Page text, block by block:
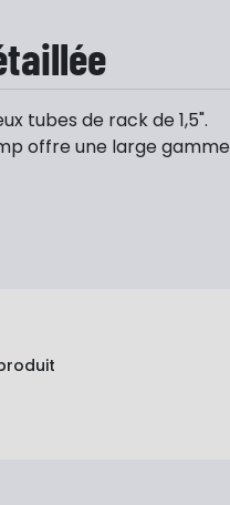
tubes de rack de 1,5".
offre une large